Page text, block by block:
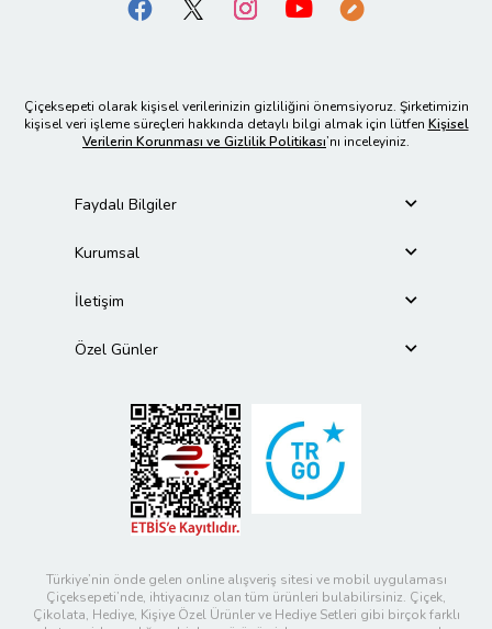
Çiçeksepeti olarak kişisel verilerinizin gizliliğini önemsiyoruz. Şirketimizin
kişisel veri işleme süreçleri hakkında detaylı bilgi almak için lütfen Kişisel
Verilerin Korunması ve Gizlilik Politikası’nı inceleyiniz.
Faydalı Bilgiler
Kurumsal
İletişim
Özel Günler
Türkiye’nin önde gelen online alışveriş sitesi ve mobil uygulaması
Çiçeksepeti’nde, ihtiyacınız olan tüm ürünleri bulabilirsiniz. Çiçek,
Çikolata, Hediye, Kişiye Özel Ürünler ve Hediye Setleri gibi birçok farklı